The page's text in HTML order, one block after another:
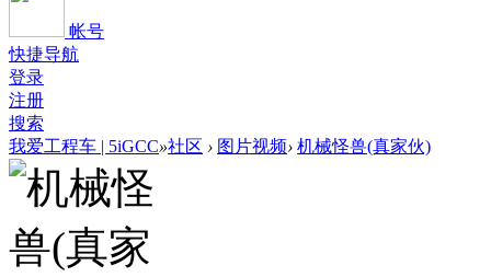
帐号
快捷导航
登录
注册
搜索
我爱工程车 | 5iGCC»社区 › 图片视频› 机械怪兽(真家伙)